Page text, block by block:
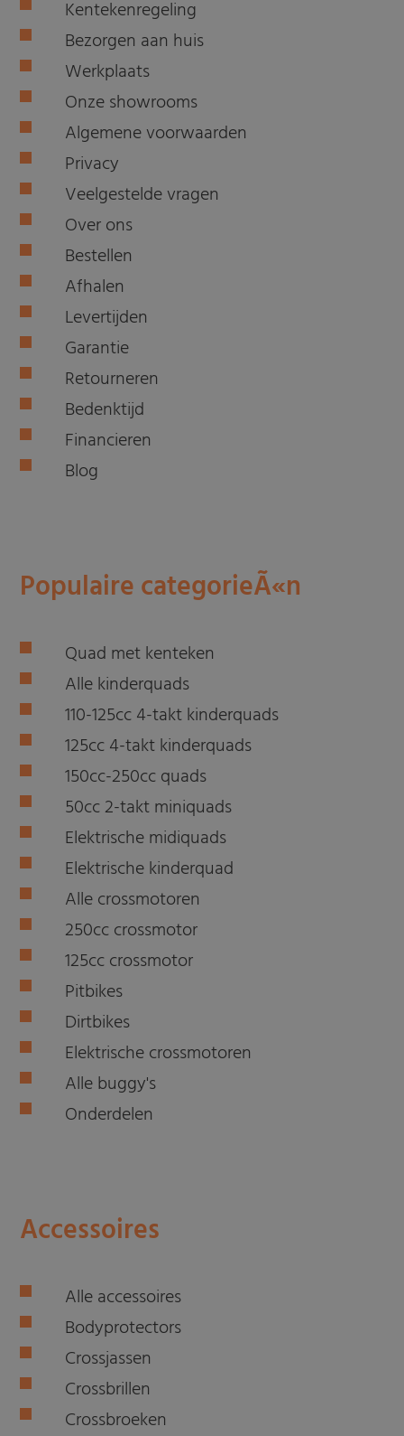
Kentekenregeling
Bezorgen aan huis
Werkplaats
Onze showrooms
Algemene voorwaarden
Privacy
Veelgestelde vragen
Over ons
Bestellen
Afhalen
Levertijden
Garantie
Retourneren
Bedenktijd
Financieren
Blog
Populaire categorieÃ«n
Quad met kenteken
Alle kinderquads
110-125cc 4-takt kinderquads
125cc 4-takt kinderquads
150cc-250cc quads
50cc 2-takt miniquads
Elektrische midiquads
Elektrische kinderquad
Alle crossmotoren
250cc crossmotor
125cc crossmotor
Pitbikes
Dirtbikes
Elektrische crossmotoren
Alle buggy's
Onderdelen
Accessoires
Alle accessoires
Bodyprotectors
Crossjassen
Crossbrillen
Crossbroeken